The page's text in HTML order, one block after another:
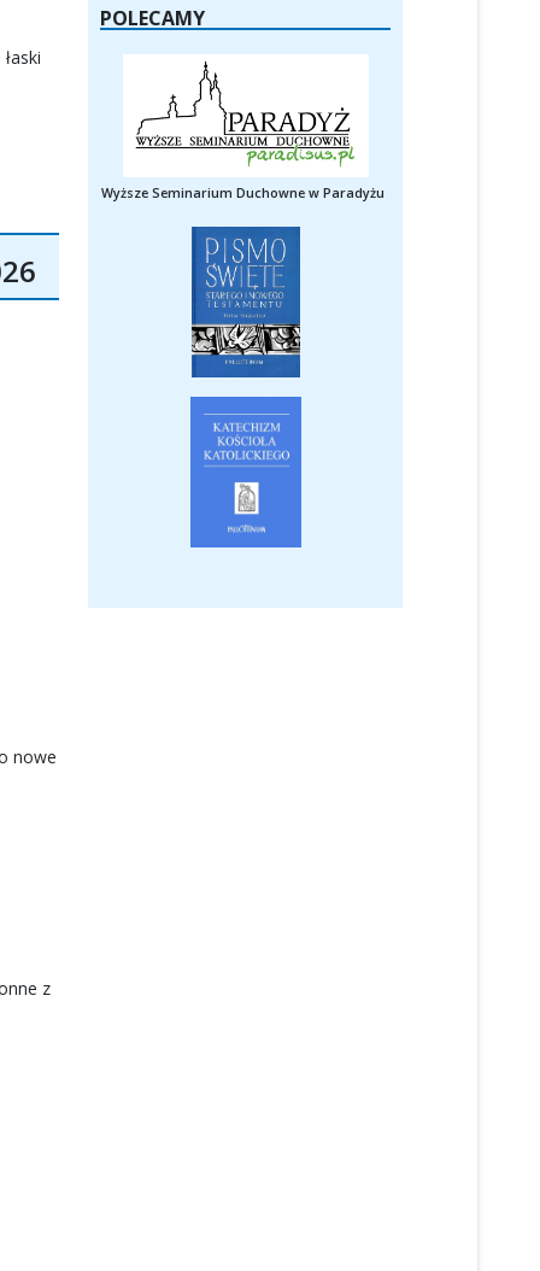
nowe
z
POLECAMY
Wyższe Seminarium Duchowne w Paradyżu